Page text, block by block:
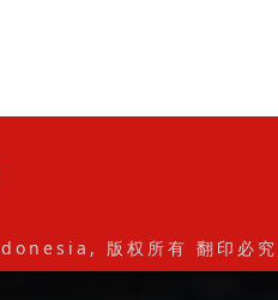
版权所有 翻印必